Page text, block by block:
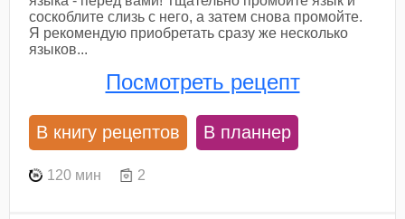
соскоблите слизь с него, а затем снова промойте.
Я рекомендую приобретать сразу же несколько
языков...
Посмотреть рецепт
В книгу рецептов В планнер
120 мин 2